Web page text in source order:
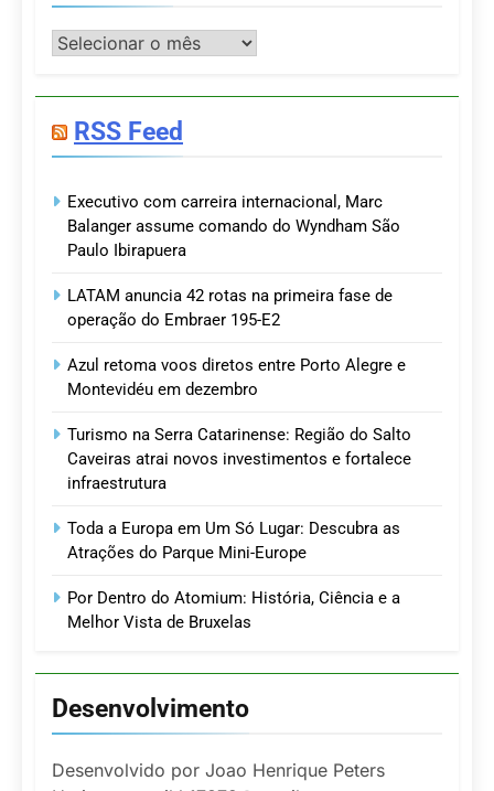
Postagens
RSS Feed
Executivo com carreira internacional, Marc
Balanger assume comando do Wyndham São
Paulo Ibirapuera
LATAM anuncia 42 rotas na primeira fase de
operação do Embraer 195-E2
Azul retoma voos diretos entre Porto Alegre e
Montevidéu em dezembro
Turismo na Serra Catarinense: Região do Salto
Caveiras atrai novos investimentos e fortalece
infraestrutura
Toda a Europa em Um Só Lugar: Descubra as
Atrações do Parque Mini-Europe
Por Dentro do Atomium: História, Ciência e a
Melhor Vista de Bruxelas
Desenvolvimento
Desenvolvido por Joao Henrique Peters